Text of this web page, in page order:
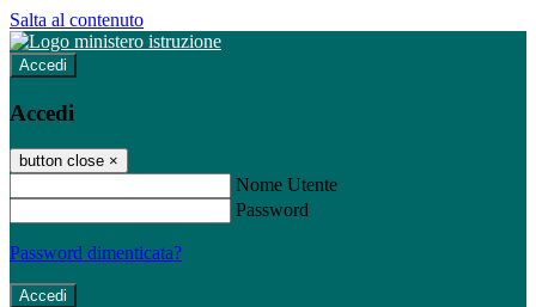
Salta al contenuto
Accedi
Accedi
button close ×
Nome Utente
Password
Password dimenticata?